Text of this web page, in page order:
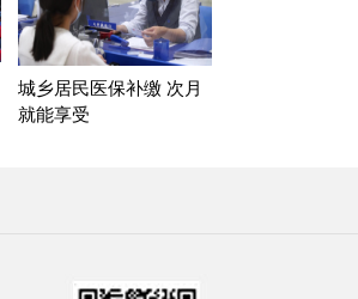
城乡居民医保补缴 次月
就能享受